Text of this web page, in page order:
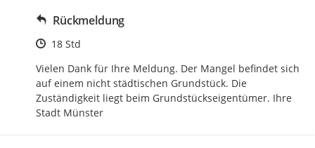
Rückmeldung
Zeitpunkt des Erstellens
18 Std
Vielen Dank für Ihre Meldung. Der Mangel befindet sich
auf einem nicht städtischen Grundstück. Die
Zuständigkeit liegt beim Grundstückseigentümer. Ihre
Stadt Münster